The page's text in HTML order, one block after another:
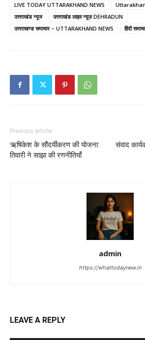
LIVE TODAY UTTARAKHAND NEWS
उत्तराखंड न्यूज
उत्तराखंड लाइव न्यूज़ DEHRADUN
उत्तराखण्ड समाचार – UTTARAKHAND NEWS
हिंदी
Previous article
ऋषिकेश के सौंदर्यीकरण की योजना:
तिवारी ने साझा की रणनीतियाँ
संवाद
admin
https://whattodaynew.in
LEAVE A REPLY